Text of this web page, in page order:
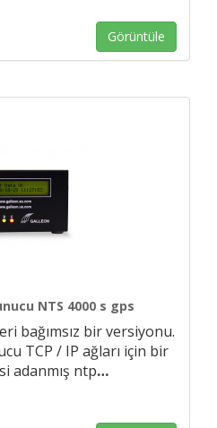
Görüntüle
NTS 4000 s gps
bağımsız bir versiyonu.
TCP / IP ağları için bir
adanmış ntp…